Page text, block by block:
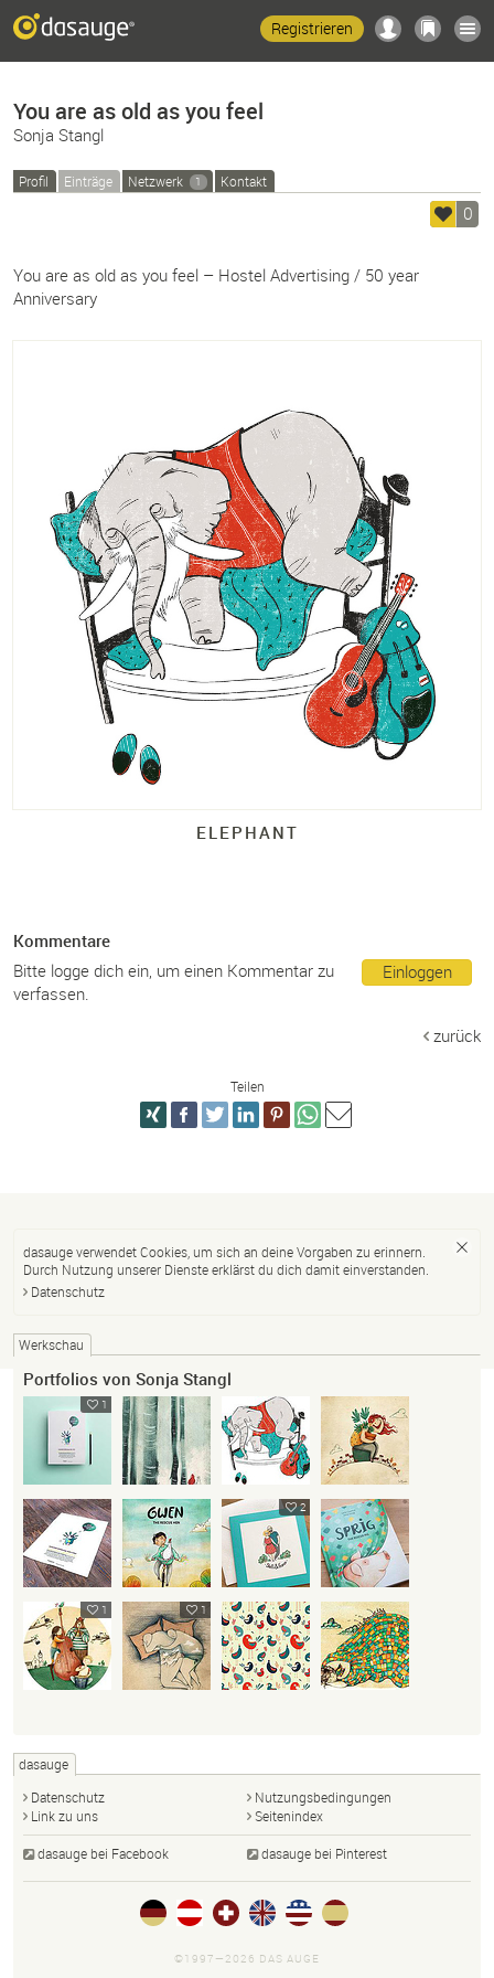
Registrieren
You are as old as you feel
Sonja Stangl
Profil Einträge Netzwerk 1 Kontakt
0
You are as old as you feel – Hostel Advertising / 50 year
Anniversary
ELEPHANT
Kommentare
Einloggen
Bitte logge dich ein, um einen Kommentar zu
verfassen.
zurück
Teilen
dasauge verwendet Cookies, um sich an deine Vorgaben zu erinnern.
Durch Nutzung unserer Dienste erklärst du dich damit einverstanden.
Datenschutz
Werkschau
Portfolios von Sonja Stangl
1
2
1 1
dasauge
Datenschutz
Nutzungsbedingungen
Link zu uns
Seitenindex
dasauge bei Facebook dasauge bei Pinterest
©1997—2026 DAS AUGE